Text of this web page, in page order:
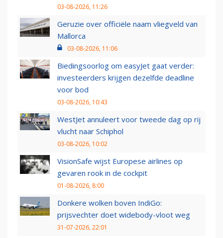
03-08-2026, 11:26
Geruzie over officiële naam vliegveld van
Mallorca
03-08-2026, 11:06
Biedingsoorlog om easyJet gaat verder:
investeerders krijgen dezelfde deadline
voor bod
03-08-2026, 10:43
WestJet annuleert voor tweede dag op rij
vlucht naar Schiphol
03-08-2026, 10:02
VisionSafe wijst Europese airlines op
gevaren rook in de cockpit
01-08-2026, 8:00
Donkere wolken boven IndiGo:
prijsvechter doet widebody-vloot weg
31-07-2026, 22:01